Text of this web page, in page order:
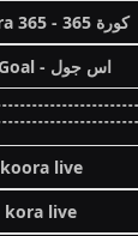
كورة 365 - kooora 365
اس جول - AS Goal
koora live
kora live